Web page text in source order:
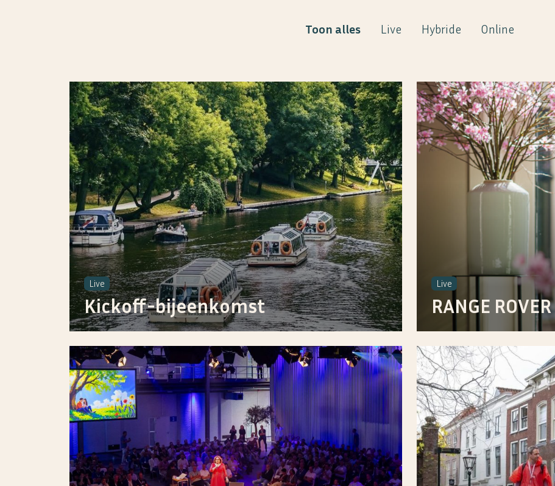
Toon alles Live Hybride Online
Live
Kickoff-bijeenkomst
Live
RANGE